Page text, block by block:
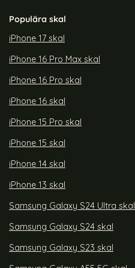
Populära skal
iPhone 17 skal
iPhone 16 Pro Max skal
iPhone 16 Pro skal
iPhone 16 skal
iPhone 15 Pro skal
iPhone 15 skal
iPhone 14 skal
iPhone 13 skal
Samsung Galaxy S24 Ultra skal
Samsung Galaxy S24 skal
Samsung Galaxy S23 skal